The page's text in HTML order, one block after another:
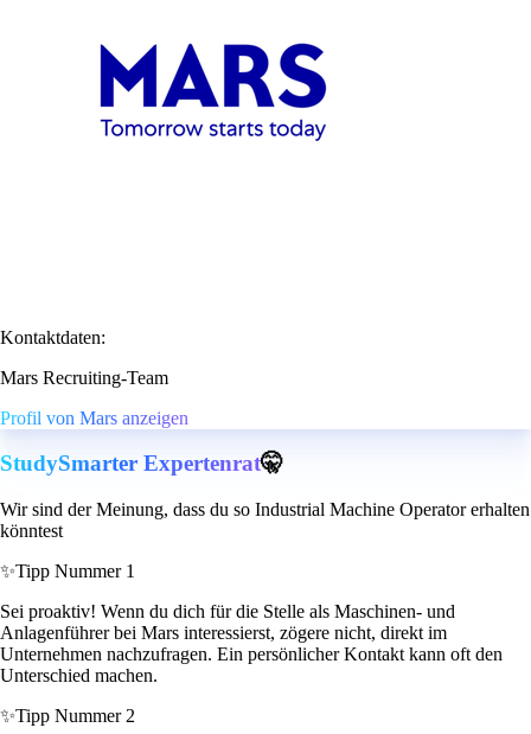
Kontaktdaten:
Mars Recruiting-Team
Profil von Mars anzeigen
StudySmarter Expertenrat🤫
Wir sind der Meinung, dass du so Industrial Machine Operator erhalten
könntest
✨Tipp Nummer 1
Sei proaktiv! Wenn du dich für die Stelle als Maschinen- und
Anlagenführer bei Mars interessierst, zögere nicht, direkt im
Unternehmen nachzufragen. Ein persönlicher Kontakt kann oft den
Unterschied machen.
✨Tipp Nummer 2